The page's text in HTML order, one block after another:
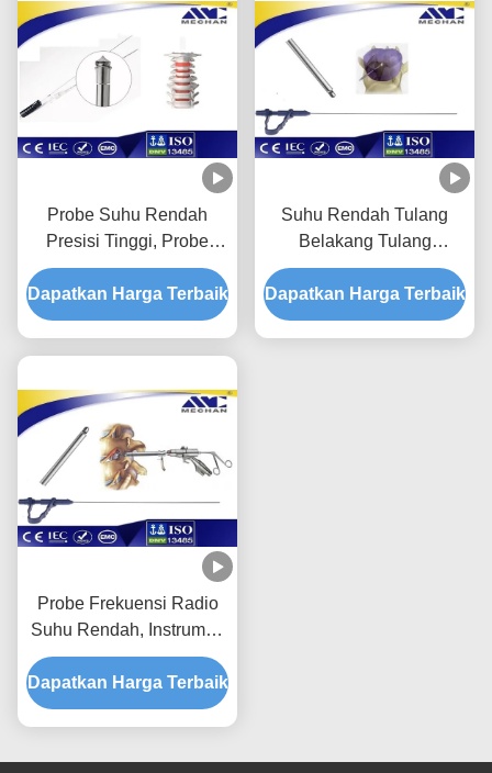
Probe Suhu Rendah
Presisi Tinggi, Probe
Tulang Belakang Untuk
Vertebra Serviks
Dapatkan Harga Terbaik
Suhu Rendah Tulang
Belakang Tulang
Belakang Probe / Tongkat
Jelas Fungsi Dekompresi
Lumbar
Dapatkan Harga Terbaik
Probe Frekuensi Radio
Suhu Rendah, Instrumen
Medis Probe Bedah
Tulang Belakang
Dapatkan Harga Terbaik